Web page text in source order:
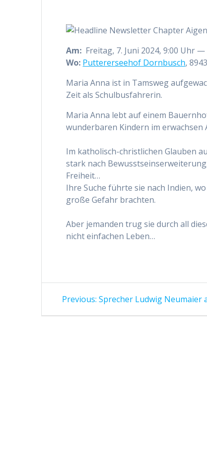
Am: Freitag, 7. Juni 2024, 9:00 Uhr —
Wo: Puttererseehof Dornbusch,
Maria Anna ist in Tamsweg
Zeit als Schulbusfahrerin.
Maria Anna lebt auf einem
wunderbaren Kindern im erwachsen
Im katholisch-christlichen Glauben
stark nach
Freiheit…
Ihre Suche führte sie nach Indien,
große Gefahr brachten.
Aber jemanden trug sie durch all
nicht einfachen Leben…
Previous: Previous
Sprecher Ludwig Neumaier